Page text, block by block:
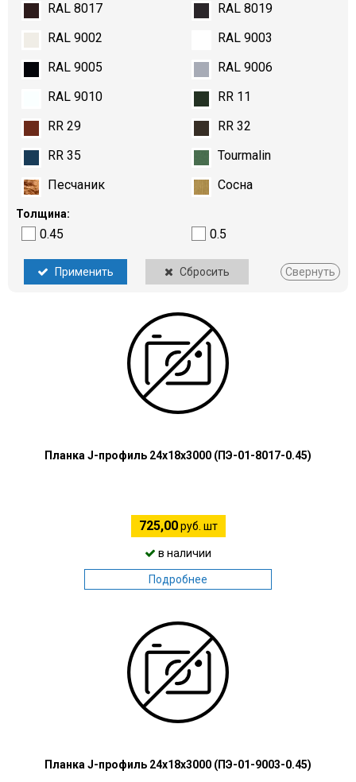
RAL 8017
RAL 8019
RAL 9002
RAL 9003
RAL 9005
RAL 9006
RAL 9010
RR 11
RR 29
RR 32
RR 35
Tourmalin
Песчаник
Сосна
Толщина:
0.45 0.5
Применить Сбросить Свернуть
Планка J-профиль 24х18х3000 (ПЭ-01-8017-0.45)
725,00руб. шт
в наличии
Подробнее
Планка J-профиль 24х18х3000 (ПЭ-01-9003-0.45)